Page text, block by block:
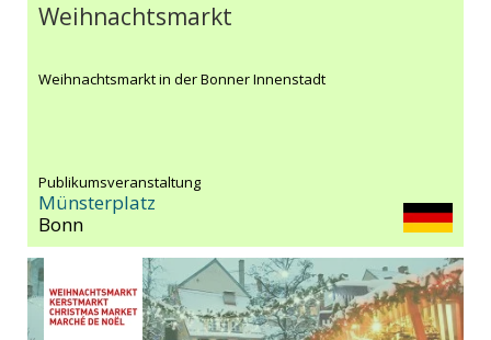
Weihnachtsmarkt
Weihnachtsmarkt in der Bonner Innenstadt
Publikumsveranstaltung
Münsterplatz
Bonn